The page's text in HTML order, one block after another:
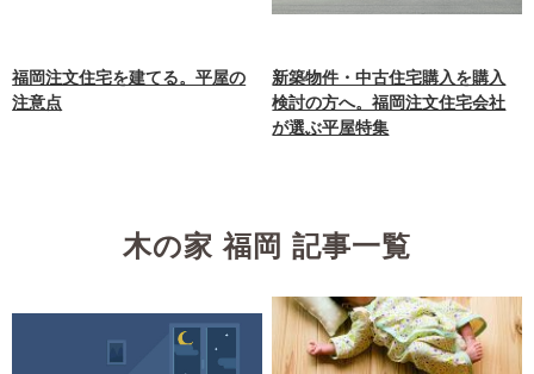
福岡注文住宅を建てる。平屋の
注意点
新築物件・中古住宅購入を購入
検討の方へ。福岡注文住宅会社
が選ぶ平屋特集
木の家 福岡 記事一覧